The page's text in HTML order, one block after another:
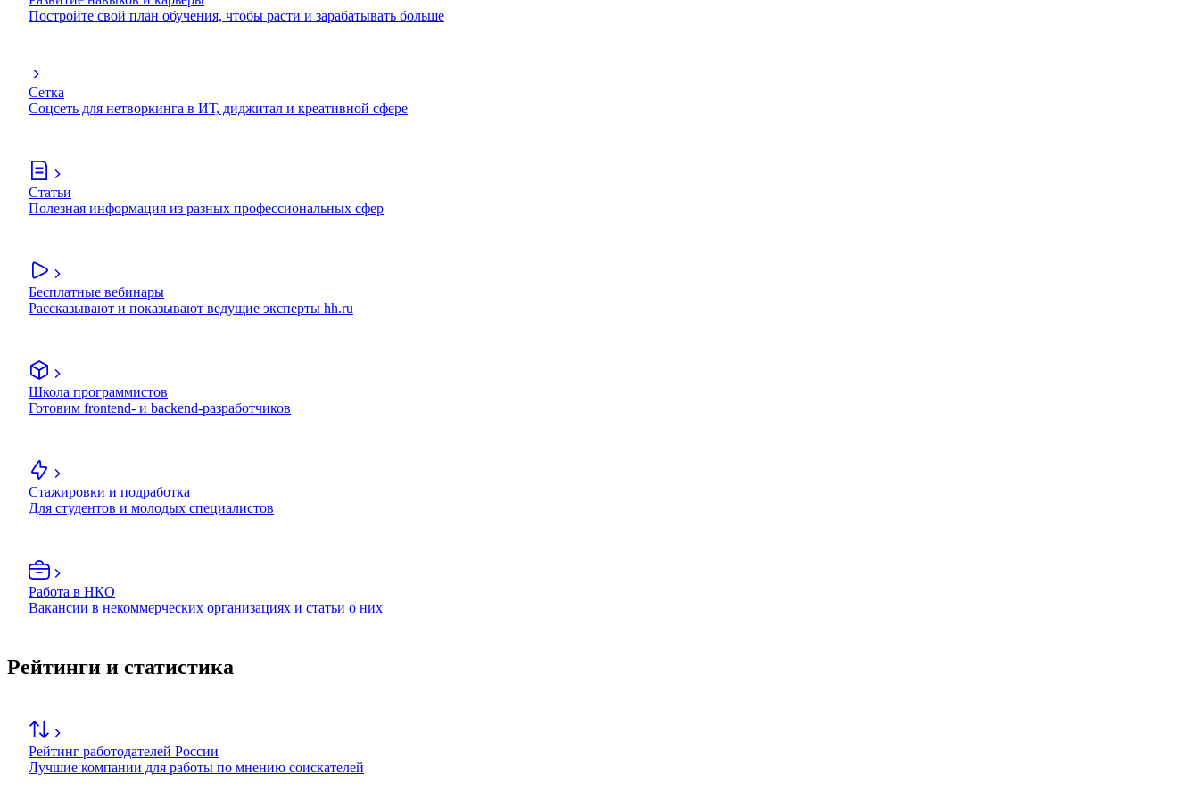
Постройте свой план обучения, чтобы расти и зарабатывать больше
Сетка
Соцсеть для нетворкинга в ИТ, диджитал и креативной сфере
Статьи
Полезная информация из разных профессиональных сфер
Бесплатные вебинары
Рассказывают и показывают ведущие эксперты hh.ru
Школа программистов
Готовим frontend- и backend-разработчиков
Стажировки и подработка
Для студентов и молодых специалистов
Работа в НКО
Вакансии в некоммерческих организациях и статьи о них
Рейтинги и статистика
Рейтинг работодателей России
Лучшие компании для работы по мнению соискателей